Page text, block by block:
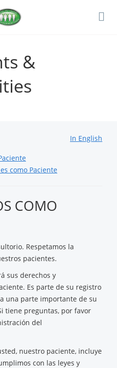
&
In English
como Paciente
COMO
Respetamos la
pacientes.
sus derechos y
Es parte de su registro
una parte importante de su
tiene preguntas, por favor
del
nuestro paciente, incluye
con las leyes y